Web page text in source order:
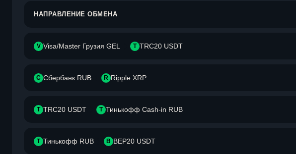
НАПРАВЛЕНИЕ ОБМЕНА
V Visa/Master Грузия GEL T TRC20 USDT
С Сбербанк RUB R Ripple XRP
T TRC20 USDT Т Тинькофф Cash-in RUB
Т Тинькофф RUB B BEP20 USDT